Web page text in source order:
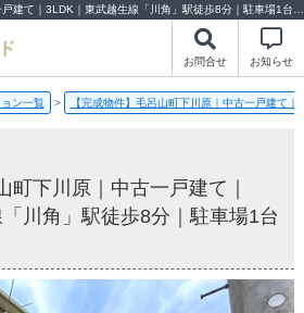
お問合せ お知らせ
ン一覧 > 【完成物件】毛呂山町下川原｜中古一戸建て
町下川原｜中古一戸建て｜
川角」駅徒歩8分｜駐車場1台